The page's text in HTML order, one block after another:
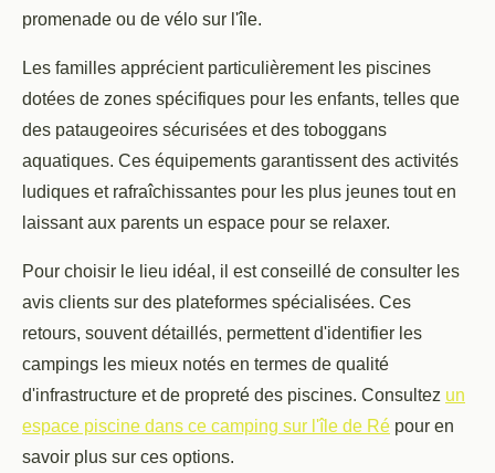
promenade ou de vélo sur l'île.
Les familles apprécient particulièrement les piscines
dotées de zones spécifiques pour les enfants, telles que
des pataugeoires sécurisées et des toboggans
aquatiques. Ces équipements garantissent des activités
ludiques et rafraîchissantes pour les plus jeunes tout en
laissant aux parents un espace pour se relaxer.
Pour choisir le lieu idéal, il est conseillé de consulter les
avis clients sur des plateformes spécialisées. Ces
retours, souvent détaillés, permettent d'identifier les
campings les mieux notés en termes de qualité
d'infrastructure et de propreté des piscines. Consultez un
espace piscine dans ce camping sur l'île de Ré pour en
savoir plus sur ces options.